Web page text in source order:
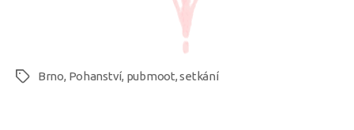
ŠtítkyBrno, Pohanství, pubmoot,setkání